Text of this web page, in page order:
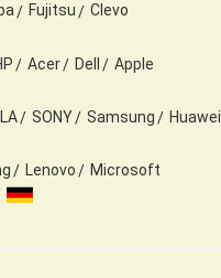
Fujitsu
Clevo
Acer Dell
Apple
SONY Samsung
Huawei
Lenovo Microsoft